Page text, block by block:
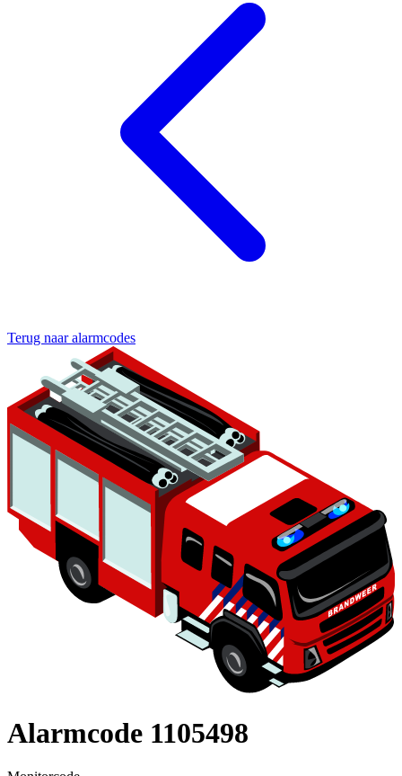
Terug naar alarmcodes
Alarmcode 1105498